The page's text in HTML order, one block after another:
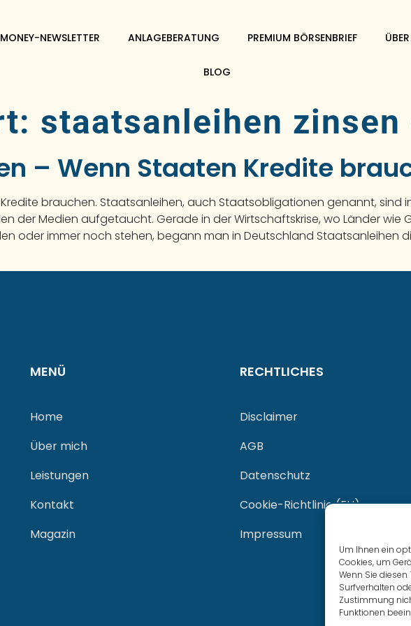
Um Ihnen ein
Cookies, um
Wenn Sie
Surfverhalten
Zustimmung
Funktionen
NEWSLETTER ANLAGEBERATUNG PREMIUM BÖRSENBRIEF
BLOG
staatsanleihen zinsen
– Wenn Staaten Kredite
brauchen. Staatsanleihen, auch Staatsobligationen genannt, sind
der Medien aufgetaucht. Gerade in der Wirtschaftskrise, wo Länder wie
oder immer noch stehen, begann man in Deutschland Staatsanleihen
MENÜ
Home
Über mich
Leistungen
Kontakt
Magazin
RECHTLICHES
Disclaimer
AGB
Datenschutz
Cookie-Richtlinie (EU)
Impressum